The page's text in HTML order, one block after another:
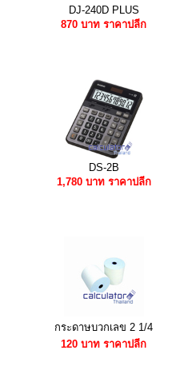
DJ-240D PLUS
870 บาท ราคาปลีก
DS-2B
1,780 บาท ราคาปลีก
กระดาษบวกเลข 2 1/4
120 บาท ราคาปลีก